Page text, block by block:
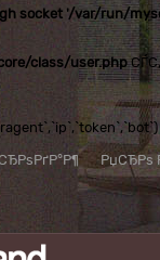
socket '/var/run/
class/user.php
РџСЂРѕ